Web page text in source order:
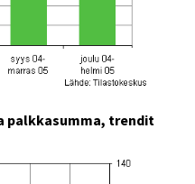
palkkasumma, trendit